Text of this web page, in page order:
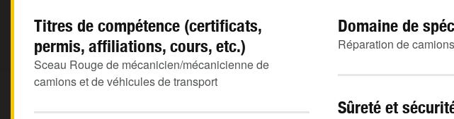
Titres de compétence (certificats,
permis, affiliations, cours, etc.)
Sceau Rouge de mécanicien/mécanicienne de
camions et de véhicules de transport
Domaine de
Réparation de
Sûreté et